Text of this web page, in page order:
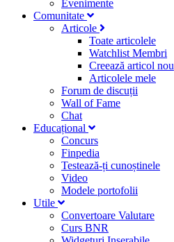
Evenimente
Comunitate
Articole
Toate articolele
Watchlist Membri
Creează articol nou
Articolele mele
Forum de discuții
Wall of Fame
Chat
Educațional
Concurs
Finpedia
Testează-ți cunoștinele
Video
Modele portofolii
Utile
Convertoare Valutare
Curs BNR